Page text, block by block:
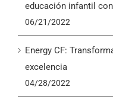
educación infantil
06/21/2022
Energy CF:
excelencia
04/28/2022